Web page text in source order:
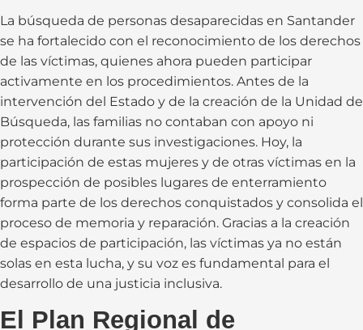
La búsqueda de personas desaparecidas en Santander
se ha fortalecido con el reconocimiento de los derechos
de las víctimas, quienes ahora pueden participar
activamente en los procedimientos. Antes de la
intervención del Estado y de la creación de la Unidad de
Búsqueda, las familias no contaban con apoyo ni
protección durante sus investigaciones. Hoy, la
participación de estas mujeres y de otras víctimas en la
prospección de posibles lugares de enterramiento
forma parte de los derechos conquistados y consolida el
proceso de memoria y reparación. Gracias a la creación
de espacios de participación, las víctimas ya no están
solas en esta lucha, y su voz es fundamental para el
desarrollo de una justicia inclusiva.
El Plan Regional de